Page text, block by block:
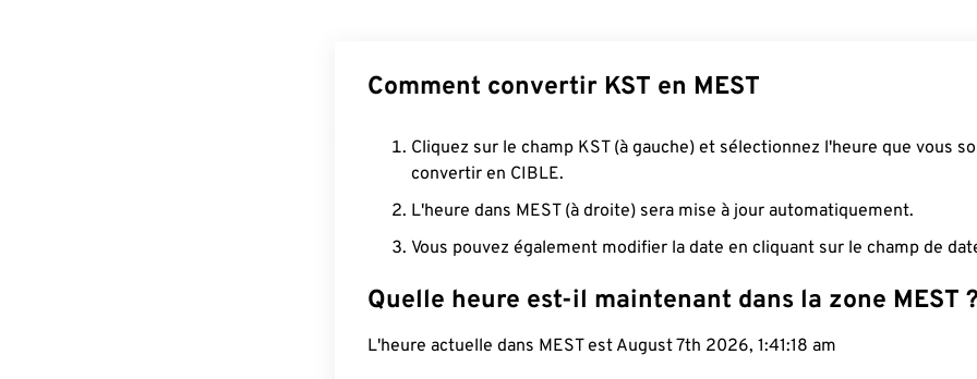
Comment convertir KST en MEST
Cliquez sur le champ KST (à gauche) et sélectionnez l'heure que vous
convertir en CIBLE.
L'heure dans MEST (à droite) sera mise à jour automatiquement.
Vous pouvez également modifier la date en cliquant sur le champ de
Quelle heure est-il maintenant dans la zone MEST ?
L'heure actuelle dans MEST est August 7th 2026, 1:41:19 am